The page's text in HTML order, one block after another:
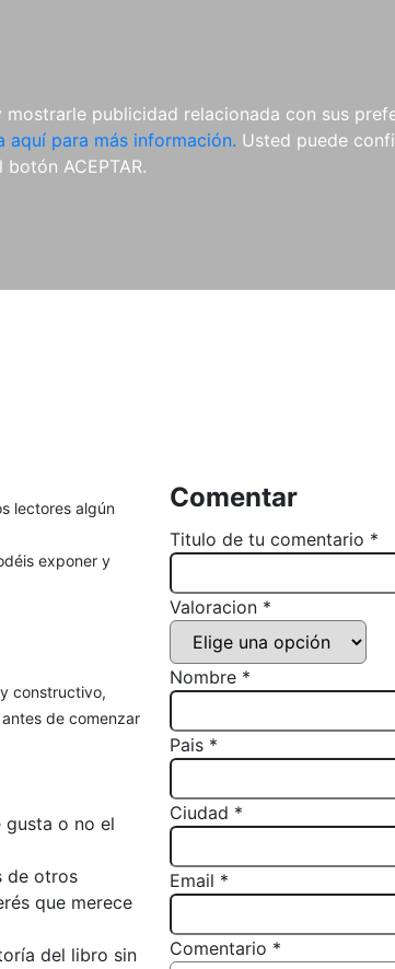
publicidad relacionada con sus
aquí para más información. Usted puede
ACEPTAR.
REVISTAS
CDS Y
DVDS
MATERIAL
COMPLEMENTARIO
lectores algún
exponer y
constructivo,
de comenzar
gusta o no el
de otros
que merece
del libro sin
Comentar
Titulo de tu comentario *
Valoracion *
Nombre *
Pais *
Ciudad *
Email *
Comentario *